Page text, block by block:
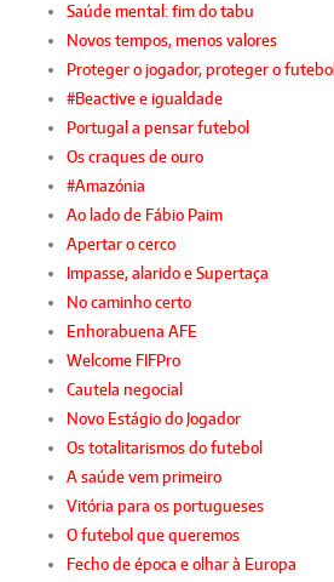
Saúde mental: fim do tabu
Novos tempos, menos valores
Proteger o jogador, proteger o futebol
#Beactive e igualdade
Portugal a pensar futebol
Os craques de ouro
#Amazónia
Ao lado de Fábio Paim
Apertar o cerco
Impasse, alarido e Supertaça
No caminho certo
Enhorabuena AFE
Welcome FIFPro
Cautela negocial
Novo Estágio do Jogador
Os totalitarismos do futebol
A saúde vem primeiro
Vitória para os portugueses
O futebol que queremos
Fecho de época e olhar à Europa